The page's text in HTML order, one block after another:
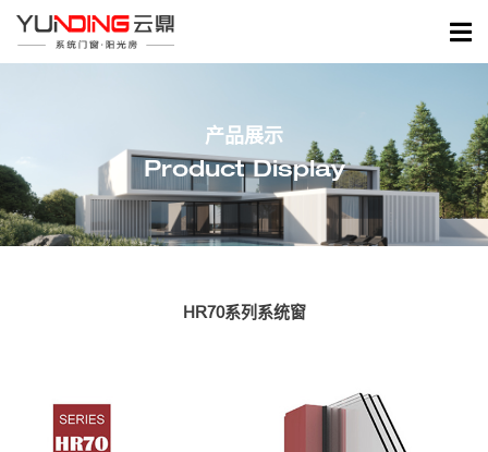
产品展示
Product Display
HR70系列系统窗